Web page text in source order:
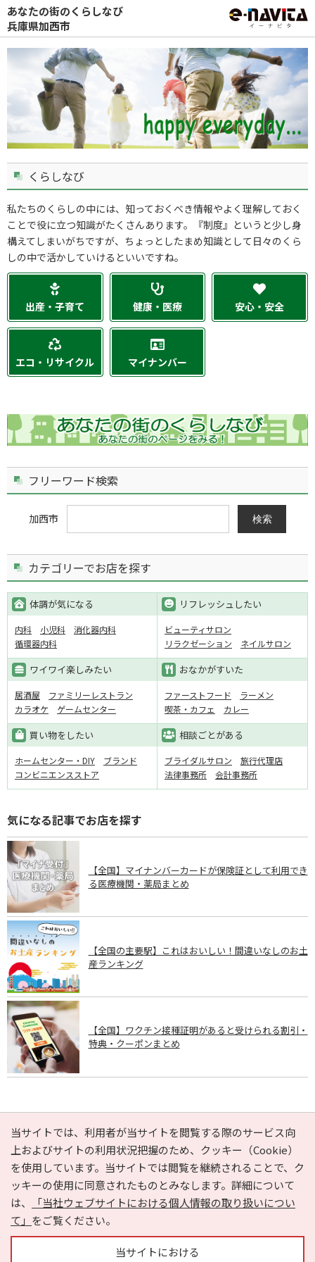
あなたの街のくらしなび
兵庫県加西市
くらしなび
私たちのくらしの中には、知っておくべき情報やよく理解しておく
ことで役に立つ知識がたくさんあります。『制度』というと少し身
構えてしまいがちですが、ちょっとしたまめ知識として日々のくら
しの中で活かしていけるといいですね。
出産・子育て 健康・医療 安心・安全
エコ・リサイクル マイナンバー
フリーワード検索
加西市 検索
カテゴリーでお店を探す
体調が気になる
内科 小児科
消化器内科
循環器内科
リフレッシュしたい
ビューティサロン
リラクゼーション
ネイルサロン
ワイワイ楽しみたい
居酒屋
ファミリーレストラン
カラオケ
ゲームセンター
おなかがすいた
ファーストフード
ラーメン
喫茶・カフェ
カレー
買い物をしたい
ホームセンター・DIY
ブランド
コンビニエンスストア
相談ごとがある
ブライダルサロン
旅行代理店
法律事務所
会計事務所
気になる記事でお店を探す
【全国】マイナンバーカードが保険証として利用でき
る医療機関・薬局まとめ
【全国の主要駅】これはおいしい！間違いなしのお土
産ランキング
【全国】ワクチン接種証明があると受けられる割引・
特典・クーポンまとめ
PAGE TOP
当サイトでは、利用者が当サイトを閲覧する際のサービス向
上およびサイトの利用状況把握のため、クッキー（Cookie）
を使用しています。当サイトでは閲覧を継続されることで、ク
ッキーの使用に同意されたものとみなします。詳細について
は、
「当社ウェブサイトにおける個人情報の取り扱いについ
て」 をご覧ください。
当サイトにおける
e-NAVITA（イーナビタ）とは？ お気に入り
ヘルプ
利用規約
個人情報の取り扱いについて
運営会社
サイトマップ
広告掲載に関するお問い合わせ